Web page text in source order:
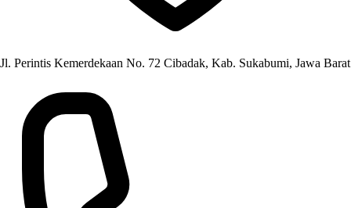
Jl. Perintis Kemerdekaan No. 72 Cibadak, Kab. Sukabumi, Jawa Barat